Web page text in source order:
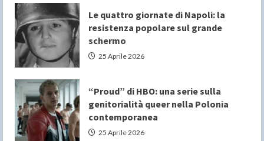
Le quattro giornate di Napoli: la
resistenza popolare sul grande
schermo
25 Aprile 2026
“Proud” di HBO: una serie sulla
genitorialità queer nella Polonia
contemporanea
25 Aprile 2026